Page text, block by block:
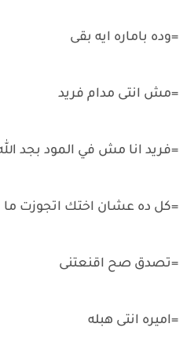
=وده باماره ايه بقى
=مش انتى مدام فريد
=فريد انا مش في المود بجد
=كل ده عشان اختك اتجوزت ما
=تصدق صح اقنعتنى
=اميره انتى هبله